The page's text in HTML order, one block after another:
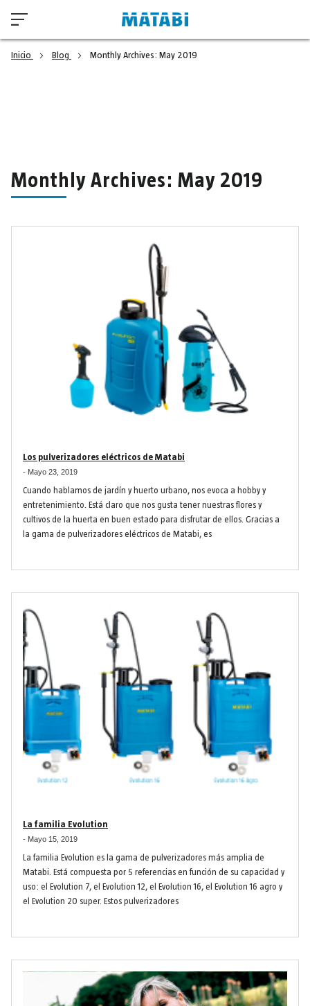
Inicio Blog Monthly Archives: May 2019
Monthly Archives: May 2019
Los pulverizadores eléctricos de Matabi
- Mayo 23, 2019
Cuando hablamos de jardín y huerto urbano, nos evoca a hobby y
entretenimiento. Está claro que nos gusta tener nuestras flores y
cultivos de la huerta en buen estado para disfrutar de ellos. Gracias a
la gama de pulverizadores eléctricos de Matabi, es
La familia Evolution
- Mayo 15, 2019
La familia Evolution es la gama de pulverizadores más amplia de
Matabi. Está compuesta por 5 referencias en función de su capacidad y
uso: el Evolution 7, el Evolution 12, el Evolution 16, el Evolution 16 agro y
el Evolution 20 super. Estos pulverizadores